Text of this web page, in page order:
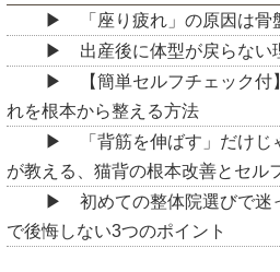
「座り疲れ」の原因は
出産後に体型が戻らない
【簡単セルフチェック
れを根本から整える方法
「背筋を伸ばす」だけ
が教える、猫背の根本改善とセル
初めての整体院選びで迷
で後悔しない3つのポイント